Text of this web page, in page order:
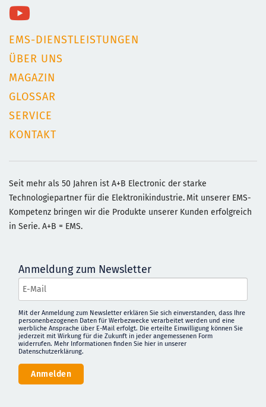
EMS-DIENSTLEISTUNGEN
ÜBER UNS
MAGAZIN
GLOSSAR
SERVICE
KONTAKT
Seit mehr als 50 Jahren ist A+B Electronic der starke
Technologiepartner für die Elektronikindustrie. Mit unserer EMS-
Kompetenz bringen wir die Produkte unserer Kunden erfolgreich
in Serie. A+B = EMS.
Anmeldung zum Newsletter
Mit der Anmeldung zum Newsletter erklären Sie sich einverstanden, dass Ihre
personenbezogenen Daten für Werbezwecke verarbeitet werden und eine
werbliche Ansprache über E-Mail erfolgt. Die erteilte Einwilligung können Sie
jederzeit mit Wirkung für die Zukunft in jeder angemessenen Form
widerrufen. Mehr Informationen finden Sie hier in unserer
Datenschutzerklärung.
Anmelden